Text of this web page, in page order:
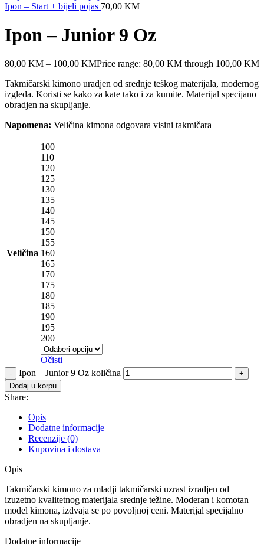
Ipon – Start + bijeli pojas 70,00 KM
Ipon – Junior 9 Oz
80,00 KM – 100,00 KMPrice range: 80,00 KM through 100,00 KM
Takmičarski kimono uradjen od srednje teškog materijala, modernog
izgleda. Koristi se kako za kate tako i za kumite. Materijal specijano
obradjen na skupljanje.
Napomena: Veličina kimona odgovara visini takmičara
Veličina
100
110
120
125
130
135
140
145
150
155
160
165
170
175
180
185
190
195
200
Očisti
Ipon – Junior 9 Oz količina
Dodaj u korpu
Share:
Opis
Dodatne informacije
Recenzije (0)
Kupovina i dostava
Opis
Takmičarski kimono za mladji takmičarski uzrast izradjen od
izuzetno kvalitetnog materijala srednje težine. Moderan i komotan
model kimona, izdvaja se po povoljnoj ceni. Materijal specijalno
obradjen na skupljanje.
Dodatne informacije